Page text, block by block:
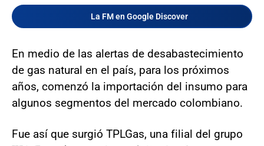
La FM en Google Discover
En medio de las alertas de desabastecimiento
de gas natural en el país, para los próximos
años, comenzó la importación del insumo para
algunos segmentos del mercado colombiano.
Fue así que surgió TPLGas, una filial del grupo